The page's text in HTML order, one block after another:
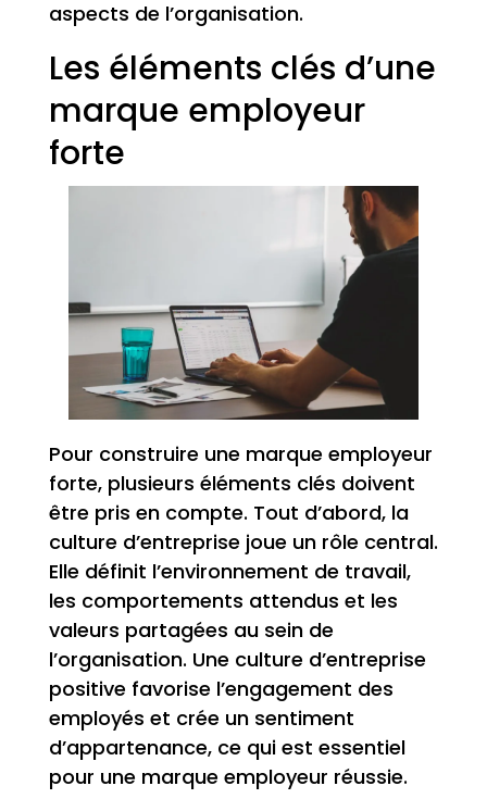
aspects de l’organisation.
Les éléments clés d’une
marque employeur
forte
Pour construire une marque employeur
forte, plusieurs éléments clés doivent
être pris en compte. Tout d’abord, la
culture d’entreprise joue un rôle central.
Elle définit l’environnement de travail,
les comportements attendus et les
valeurs partagées au sein de
l’organisation. Une culture d’entreprise
positive favorise l’engagement des
employés et crée un sentiment
d’appartenance, ce qui est essentiel
pour une marque employeur réussie.